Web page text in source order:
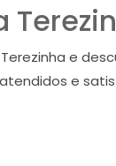
e
e